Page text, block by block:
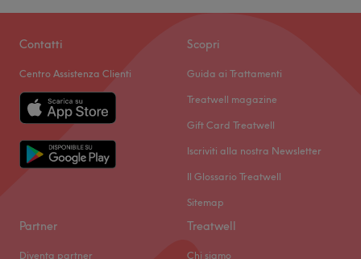
Contatti
Centro Assistenza Clienti
Scopri
Guida ai Trattamenti
Treatwell magazine
Gift Card Treatwell
Iscriviti alla nostra Newsletter
Il Glossario Treatwell
Sitemap
Partner
Diventa partner
Treatwell
Chi siamo